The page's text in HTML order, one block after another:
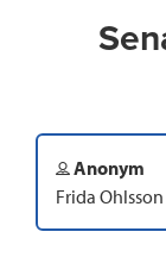
Anonym
Frida Ohlsson